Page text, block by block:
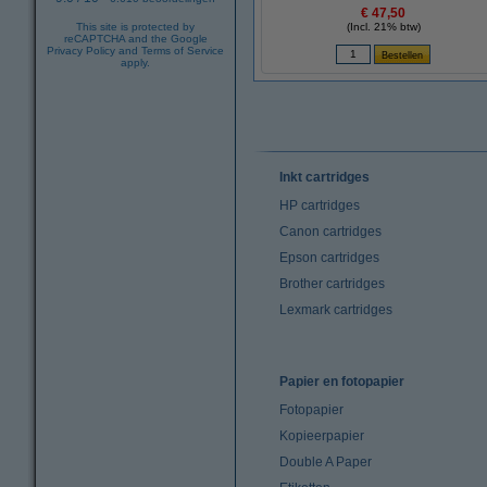
This site is protected by
reCAPTCHA and the Google
Privacy Policy and Terms of Service
apply.
€ 47,50
(Incl. 21% btw)
Inkt cartridges
HP cartridges
Canon cartridges
Epson cartridges
Brother cartridges
Lexmark cartridges
Papier en fotopapier
Fotopapier
Kopieerpapier
Double A Paper